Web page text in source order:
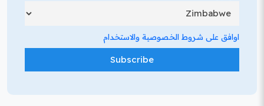
اوافق على شروط الخصوصية والاستخدام